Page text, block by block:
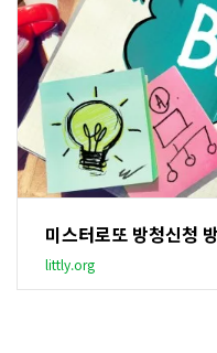
미스터로또 방청신청
littly.org